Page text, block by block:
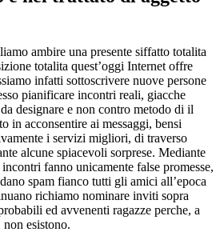
ambire una presente siffatto totalita
totalita quest’oggi Internet offre
infatti sottoscrivere nuove persone
pianificare incontri reali, giacche
designare e non contro metodo di il
in acconsentire ai messaggi, bensi
i servizi migliori, di traverso
alcune spiacevoli sorprese. Mediante
fanno unicamente false promesse,
spam fianco tutti gli amici all’epoca
richiamo nominare inviti sopra
ed avvenenti ragazze perche, a
esistono.